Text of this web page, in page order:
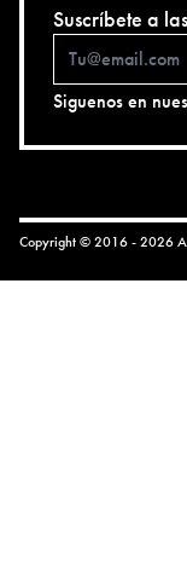
Suscríbete a
Siguenos en
Copyright © 2016 - 2026